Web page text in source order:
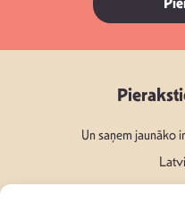
Un saņem jaunāko